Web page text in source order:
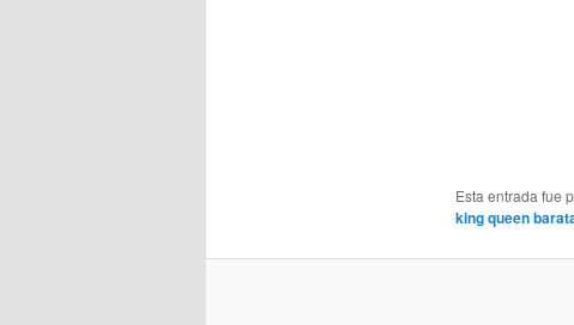
Esta entrada fue
king queen